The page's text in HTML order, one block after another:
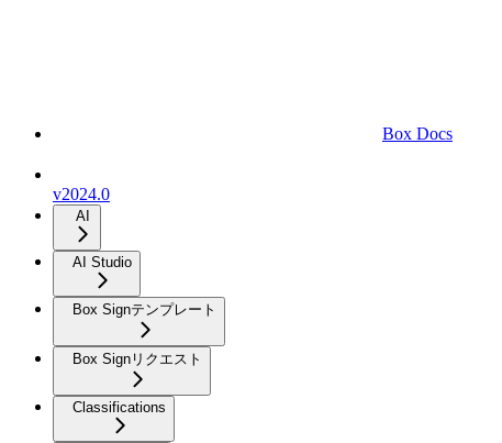
Box Docs
v2024.0
AI
AI Studio
Box Signテンプレート
Box Signリクエスト
Classifications